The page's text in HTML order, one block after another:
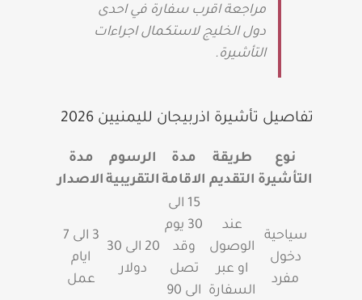
مراجعة اقرب سفارة في احدى
دول الخليج لاستكمال اجراءات
التأشيرة.
تفاصيل تأشيرة اذربيجان لليمنيين 2026
نوع
التأشيرة
طريقة
التقديم
مدة
الاقامة
الرسوم
التقريبية
مدة
الاصدار
سياحية
دخول
مفرد
عند
الوصول
او عبر
السفارة
15 الى
30 يوم
وقد
تصل
الى 90
20 الى 30
دولار
3 الى 7
ايام
عمل